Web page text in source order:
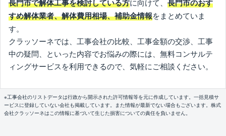
長門市で解体工事を検討している方に向けて、 長門市のおす
すめ解体業者、解体費用相場、補助金情報をまとめていま
す。
クラッソーネでは、工事会社の比較、工事金額の交渉、工事
中の疑問、といった内容でお悩みの際には、無料コンサルテ
ィングサービスを利用できるので、気軽にご相談ください。
※工事会社のリストデータは行政から開示された許可情報等を元に作成しています。一括見積サ
ービスに登録していない会社も掲載しています。また情報が最新でない場合もございます。株式
会社クラッソーネはこの情報に基づいて生じた損害についての責任を負いません。